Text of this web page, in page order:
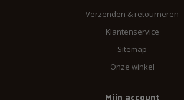
Verzenden & retourneren
Klantenservice
Sitemap
Onze winkel
Mijn account